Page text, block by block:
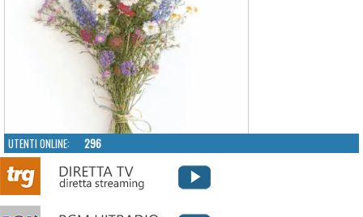
UTENTI ONLINE: 296